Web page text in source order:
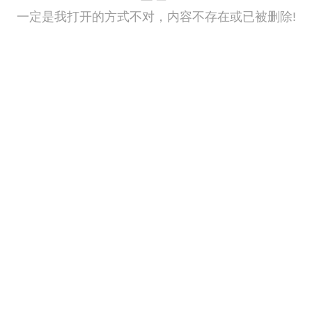
一定是我打开的方式不对，内容不存在或已被删除!